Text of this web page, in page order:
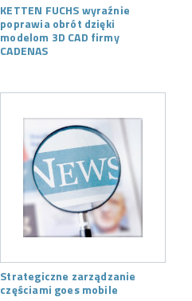
KETTEN FUCHS wyraźnie
poprawia obrót dzięki
modelom 3D CAD firmy
CADENAS
Strategiczne zarządzanie
częściami goes mobile